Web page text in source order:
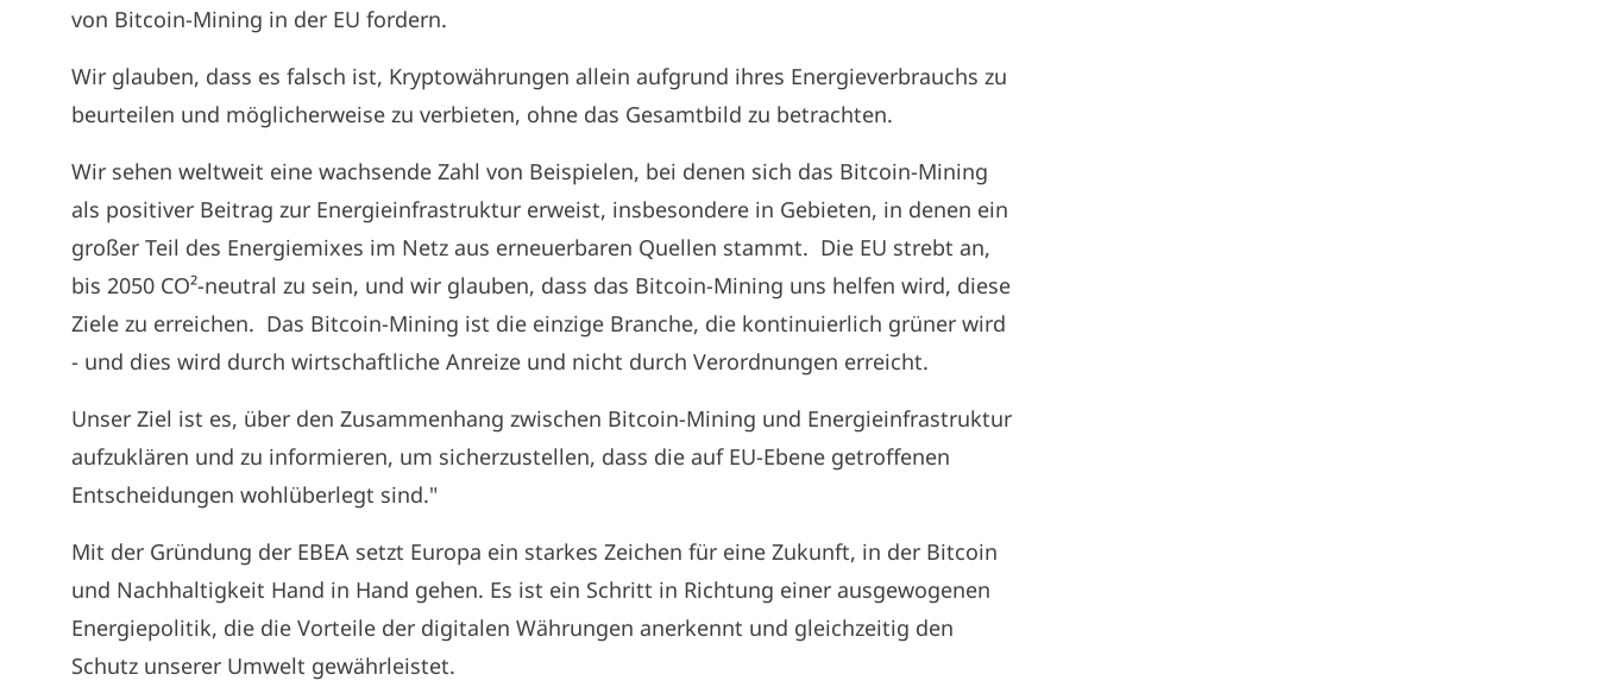
von Bitcoin-Mining in der EU fordern.
Wir glauben, dass es falsch ist, Kryptowährungen allein aufgrund ihres Energieverbrauchs zu
beurteilen und möglicherweise zu verbieten, ohne das Gesamtbild zu betrachten.
Wir sehen weltweit eine wachsende Zahl von Beispielen, bei denen sich das Bitcoin-Mining
als positiver Beitrag zur Energieinfrastruktur erweist, insbesondere in Gebieten, in denen ein
großer Teil des Energiemixes im Netz aus erneuerbaren Quellen stammt. Die EU strebt an,
bis 2050 CO²-neutral zu sein, und wir glauben, dass das Bitcoin-Mining uns helfen wird, diese
Ziele zu erreichen. Das Bitcoin-Mining ist die einzige Branche, die kontinuierlich grüner wird
- und dies wird durch wirtschaftliche Anreize und nicht durch Verordnungen erreicht.
Unser Ziel ist es, über den Zusammenhang zwischen Bitcoin-Mining und Energieinfrastruktur
aufzuklären und zu informieren, um sicherzustellen, dass die auf EU-Ebene getroffenen
Entscheidungen wohlüberlegt sind."
Mit der Gründung der EBEA setzt Europa ein starkes Zeichen für eine Zukunft, in der Bitcoin
und Nachhaltigkeit Hand in Hand gehen. Es ist ein Schritt in Richtung einer ausgewogenen
Energiepolitik, die die Vorteile der digitalen Währungen anerkennt und gleichzeitig den
Schutz unserer Umwelt gewährleistet.